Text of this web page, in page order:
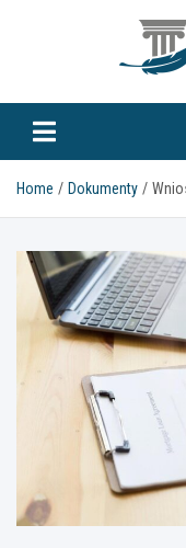
Home Dokumenty